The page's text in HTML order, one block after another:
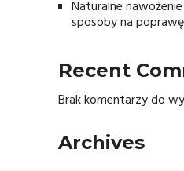
Naturalne
sposoby na
Recent
Brak komentarzy do
Archives